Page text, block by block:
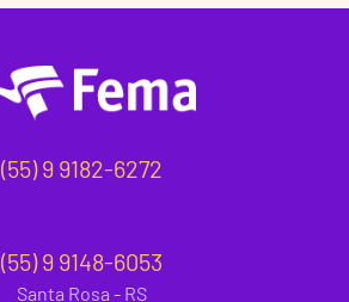
(55) 9 9182-6272
(55) 9 9148-6053
Santa Rosa - RS